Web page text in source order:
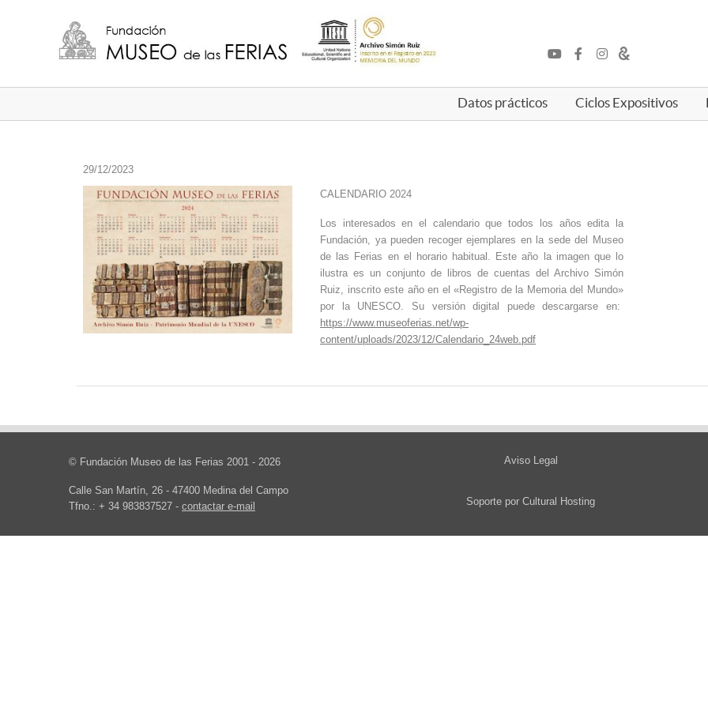
Datos prácticos Ciclos Expositivos
29/12/2023
CALENDARIO 2024
Los interesados en el calendario que todos los años edita la
Fundación, ya pueden recoger ejemplares en la sede del Museo
de las Ferias en el horario habitual. Este año la imagen que lo
ilustra es un conjunto de libros de cuentas del Archivo Simón
Ruiz, inscrito este año en el «Registro de la Memoria del Mundo»
por la UNESCO. Su versión digital puede descargarse en:
https://www.museoferias.net/wp-
content/uploads/2023/12/Calendario_24web.pdf
© Fundación Museo de las Ferias 2001 - 2026
Calle San Martín, 26 - 47400 Medina del Campo
Tfno.: + 34 983837527 - contactar e-mail
Aviso Legal
Soporte porCultural Hosting